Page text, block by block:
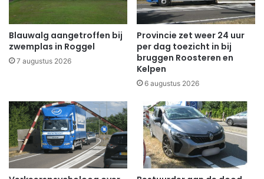
Blauwalg aangetroffen bij
zwemplas in Roggel
7 augustus 2026
Provincie zet weer 24 uur
per dag toezicht in bij
bruggen Roosteren en
Kelpen
6 augustus 2026